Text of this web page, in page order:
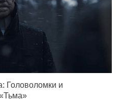
Головоломки и